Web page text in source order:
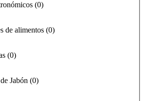
(0)
de alimentos (0)
(0)
Jabón (0)